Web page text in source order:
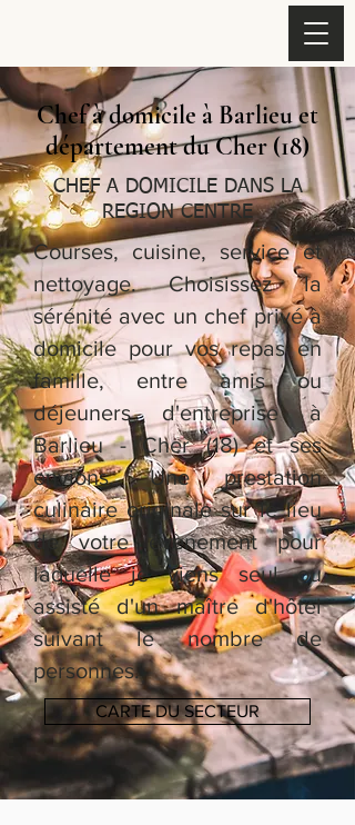
Chef à domicile à Barlieu et
département du Cher (18)
CHEF A DOMICILE DANS LA
REGION CENTRE
Courses, cuisine, service et
nettoyage. Choisissez la
sérénité avec un chef privé à
domicile pour vos repas en
famille, entre amis ou
déjeuners d'entreprise à
Barlieu - Cher (18) et ses
envions. Une prestation
culinaire originale sur le lieu
de votre évènement pour
laquelle je viens seul ou
assisté d'un maître d'hôtel
suivant le nombre de
personnes.
CARTE DU SECTEUR